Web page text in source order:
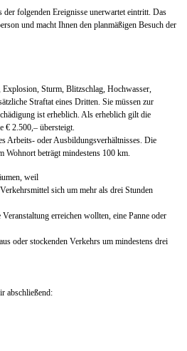
folgenden Ereignisse unerwartet eintritt. Das
und macht Ihnen den planmäßigen Besuch der
Explosion, Sturm, Blitzschlag, Hochwasser,
Straftat eines Dritten. Sie müssen zur
ist erheblich. Als erheblich gilt die
€ 2.500,– übersteigt.
Arbeits- oder Ausbildungsverhältnisses. Die
Wohnort beträgt mindestens 100 km.
weil
sich um mehr als drei Stunden
erreichen wollten, eine Panne oder
oder stockenden Verkehrs um mindestens drei
abschließend: